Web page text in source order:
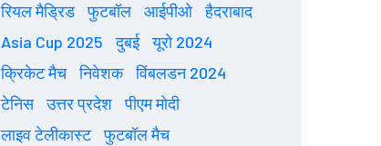
रियल मैड्रिड
फुटबॉल आईपीओ
हैदराबाद
Asia Cup 2025
दुबई
यूरो 2024
क्रिकेट मैच
निवेशक
विंबलडन 2024
टेनिस
उत्तर प्रदेश
पीएम मोदी
लाइव टेलीकास्ट
फुटबॉल मैच